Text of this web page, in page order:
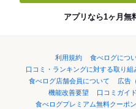
アプリなら1ヶ月無
利用規約 食べログにつ
口コミ・ランキングに対する取り組
食べログ店舗会員について
広告
機能改善要望
口コミガイ
食べログプレミアム無料クーポン